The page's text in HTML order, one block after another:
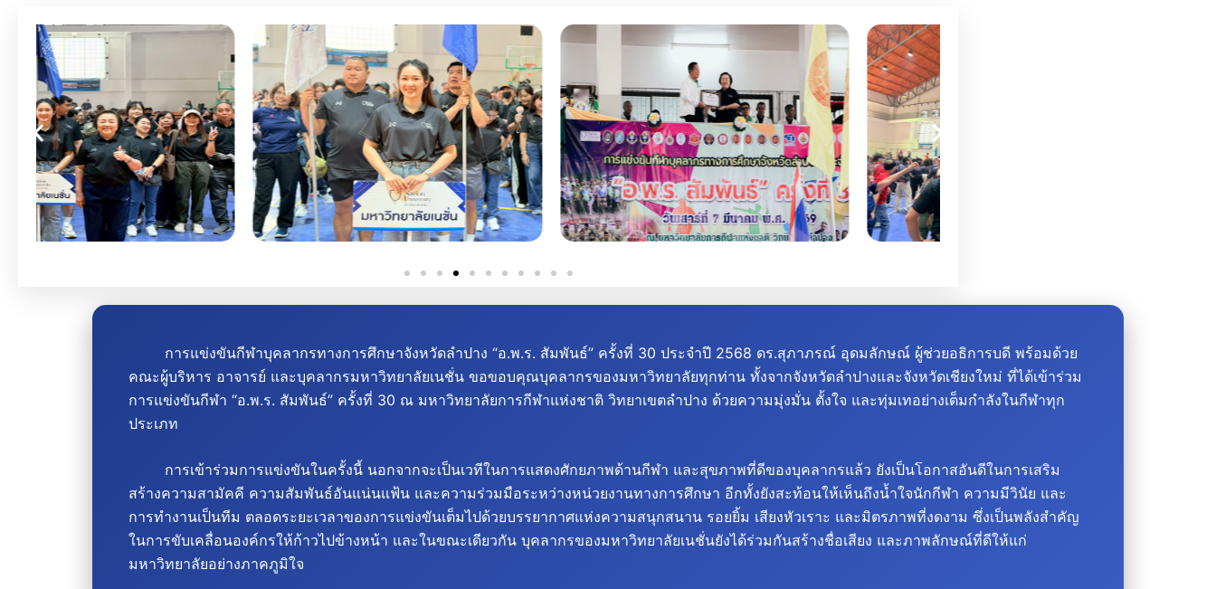
การแข่งขันกีฬาบุคลากรทางการศึกษาจังหวัดลำปาง “อ.พ.ร. สัมพันธ์” ครั้งที่ 30 ประจำปี 2568 ดร.สุภาภรณ์ อุดมลักษณ์ ผู้ช่วยอธิการบดี พร้อมด้วย
คณะผู้บริหาร อาจารย์ และบุคลากรมหาวิทยาลัยเนชั่น ขอขอบคุณบุคลากรของมหาวิทยาลัยทุกท่าน ทั้งจากจังหวัดลำปางและจังหวัดเชียงใหม่ ที่ได้เข้าร่วม
การแข่งขันกีฬา “อ.พ.ร. สัมพันธ์” ครั้งที่ 30 ณ มหาวิทยาลัยการกีฬาแห่งชาติ วิทยาเขตลำปาง ด้วยความมุ่งมั่น ตั้งใจ และทุ่มเทอย่างเต็มกำลังในกีฬาทุก
ประเภท
การเข้าร่วมการแข่งขันในครั้งนี้ นอกจากจะเป็นเวทีในการแสดงศักยภาพด้านกีฬา และสุขภาพที่ดีของบุคลากรแล้ว ยังเป็นโอกาสอันดีในการเสริม
สร้างความสามัคคี ความสัมพันธ์อันแน่นแฟ้น และความร่วมมือระหว่างหน่วยงานทางการศึกษา อีกทั้งยังสะท้อนให้เห็นถึงน้ำใจนักกีฬา ความมีวินัย และ
การทำงานเป็นทีม ตลอดระยะเวลาของการแข่งขันเต็มไปด้วยบรรยากาศแห่งความสนุกสนาน รอยยิ้ม เสียงหัวเราะ และมิตรภาพที่งดงาม ซึ่งเป็นพลังสำคัญ
ในการขับเคลื่อนองค์กรให้ก้าวไปข้างหน้า และในขณะเดียวกัน บุคลากรของมหาวิทยาลัยเนชั่นยังได้ร่วมกันสร้างชื่อเสียง และภาพลักษณ์ที่ดีให้แก่
มหาวิทยาลัยอย่างภาคภูมิใจ